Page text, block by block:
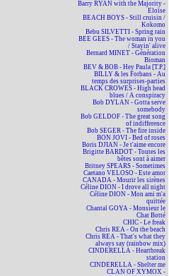
Barry RYAN with the Majority -
Eloïse
BEACH BOYS - Still cruisin /
Kokomo
Bebu SILVETTI - Spring rain
BEE GEES - The woman in you
/ Stayin' alive
Bernard MINET - Génération
Bioman
BEV & BOB - Hey Paula [T.P.]
BILLY & les Forbans - Au
temps des surprises-parties
BLACK CROWES - High head
blues / A conspiracy
Bob DYLAN - Gotta serve
somebody
Bob GELDOF - The great song
of indifference
Bob SEGER - The fire inside
BON JOVI - Bed of roses
Boris DJIAN - Je t'aime encore
Brigitte BARDOT - Toutes les
bêtes sont à aimer
Britney SPEARS - Sometimes
Caetano VELOSO - Este amor
CANADA - Mourir les sirènes
Céline DION - I drove all night
Céline DION - Mon ami m'a
quittée
Chantal GOYA - Monsieur le
Chat Botté
CHIC - Le freak
Chris REA - On the beach
Chris REA - That's what they
always say (rainbow mix)
CINDERELLA - Heartbreak
station
CINDERELLA - Shelter me
CLAN OF XYMOX -